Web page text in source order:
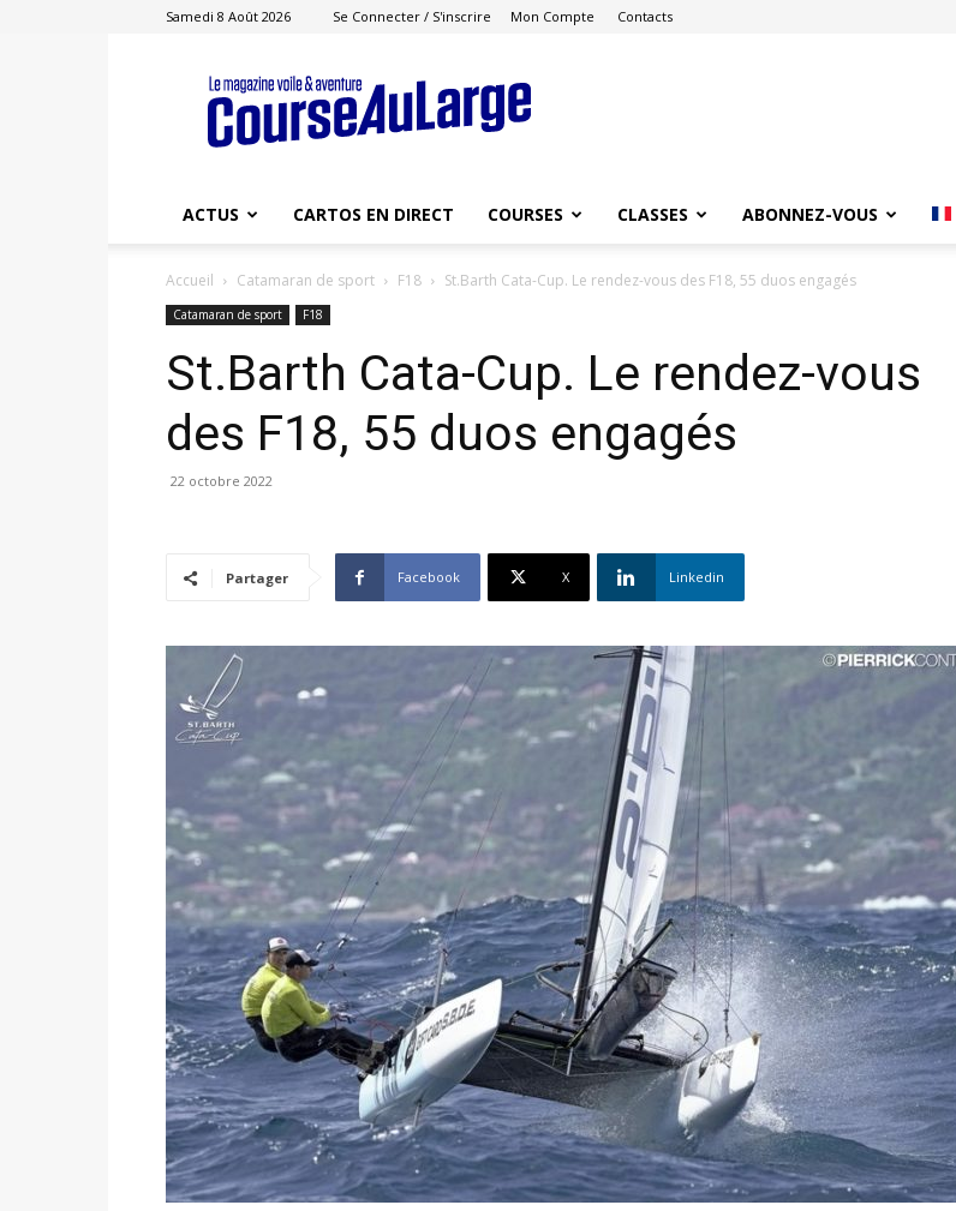
Samedi 8 Août 2026 Se Connecter / S'inscrire Mon Compte Contacts
Course
au
Large
ACTUS CARTOS EN DIRECT COURSES CLASSES ABONNEZ-VOUS
Accueil Catamaran de sport F18 St.Barth Cata-Cup. Le rendez-vous des F18, 55 duos engagés
Catamaran de sport F18
St.Barth Cata-Cup. Le rendez-vous
des F18, 55 duos engagés
22 octobre 2022
Partager Facebook X Linkedin